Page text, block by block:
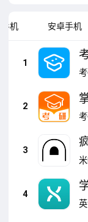
机 安卓手机
1
2
3
4